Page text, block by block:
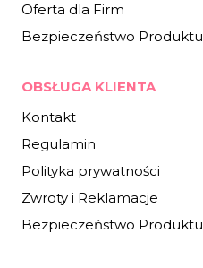
Oferta dla Firm
Bezpieczeństwo Produktu
OBSŁUGA KLIENTA
Kontakt
Regulamin
Polityka prywatności
Zwroty i Reklamacje
Bezpieczeństwo Produktu